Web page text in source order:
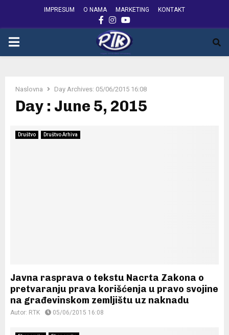
IMPRESUM O NAMA MARKETING KONTAKT
FACEBOOK
INSTAGRAM
YOUTUBE
PRIMARY
Naslovna Day Archives: 05/06/2015 16:08
Day : June 5, 2015
Društvo Društvo Arhiva
Javna rasprava o tekstu Nacrta Zakona o
pretvaranju prava korišćenja u pravo svojine
na građevinskom zemljištu uz naknadu
Autor: RTK 05/06/2015 16:08